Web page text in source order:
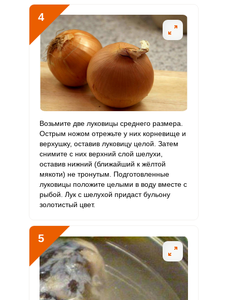
Селен
Фтор 1173.3 мкг 4.9
Хром 6 мкг 50 мкг 0.4
Цинк 4.4 мг 12 мг 6.1
Бор 500 мкг
Ванадий 99 мкг 20 мкг 16.6 82.5
Молибден 36 мкг 70 мкг 1.7 8.6
4
Возьмите две луковицы среднего размера.
Острым ножом отрежьте у них корневище и
верхушку, оставив луковицу целой. Затем
снимите с них верхний слой шелухи,
оставив нижний (ближайший к жёлтой
мякоти) не тронутым. Подготовленные
луковицы положите целыми в воду вместе с
рыбой. Лук с шелухой придаст бульону
золотистый цвет.
5